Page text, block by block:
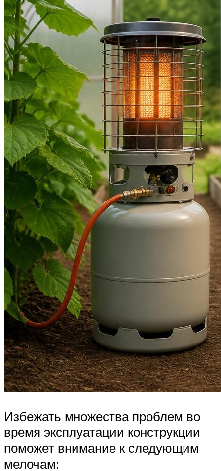
Избежать множества проблем во
время эксплуатации конструкции
поможет внимание к следующим
мелочам: